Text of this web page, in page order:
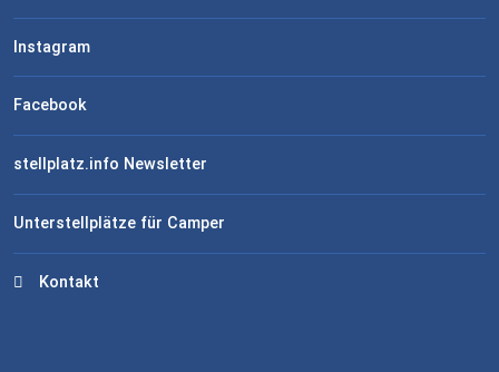
Instagram
Facebook
stellplatz.info Newsletter
Unterstellplätze für Camper
Kontakt